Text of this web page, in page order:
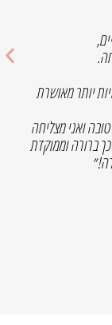
לחיים!
אני מפוקסת
שלי, על
בעצמכן.
את התכנית